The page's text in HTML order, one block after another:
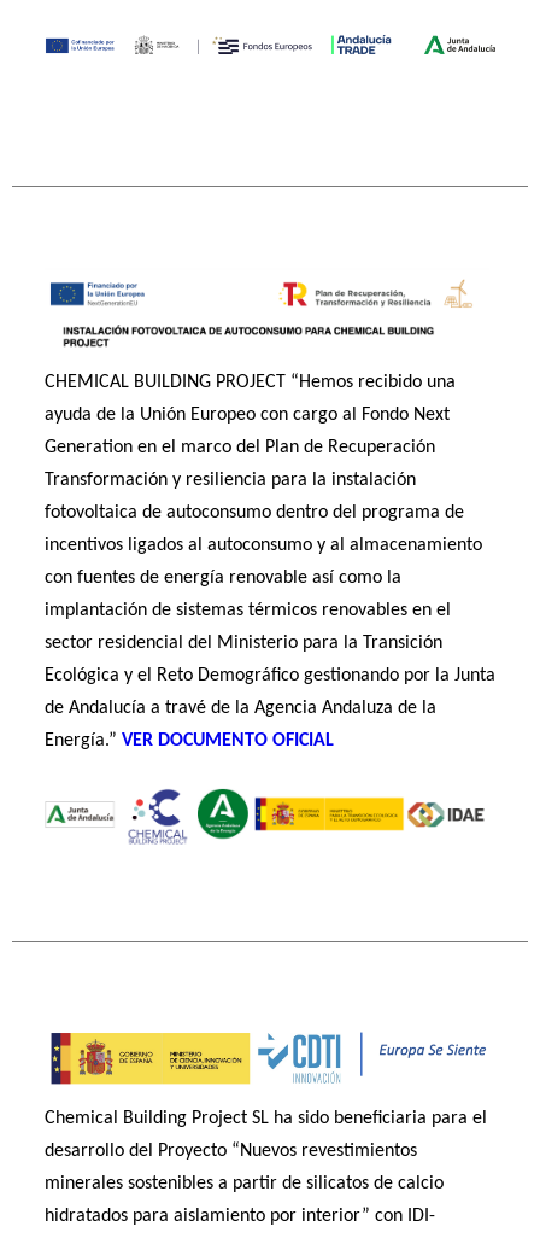
CHEMICAL BUILDING PROJECT “Hemos recibido una
ayuda de la Unión Europeo con cargo al Fondo Next
Generation en el marco del Plan de Recuperación
Transformación y resiliencia para la instalación
fotovoltaica de autoconsumo dentro del programa de
incentivos ligados al autoconsumo y al almacenamiento
con fuentes de energía renovable así como la
implantación de sistemas térmicos renovables en el
sector residencial del Ministerio para la Transición
Ecológica y el Reto Demográfico gestionando por la Junta
de Andalucía a travé de la Agencia Andaluza de la
Energía.” VER DOCUMENTO OFICIAL
Chemical Building Project SL ha sido beneficiaria para el
desarrollo del Proyecto “Nuevos revestimientos
minerales sostenibles a partir de silicatos de calcio
hidratados para aislamiento por interior” con IDI-